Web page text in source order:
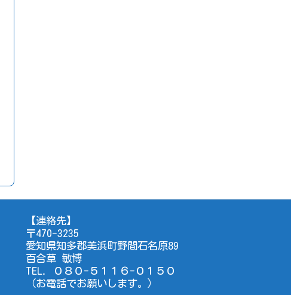
【連絡先】
〒470-3235
愛知県知多郡美浜町野間石名原89
百合草 敏博
TEL. ０８０-５１１６-０１５０
（お電話でお願いします。）